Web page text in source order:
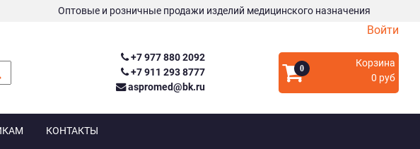
Оптовые и розничные продажи изделий медицинского назначения
Войти
+7 977 880 2092
+7 911 293 8777
aspromed@bk.ru
0
Корзина
0 руб
КОНТАКТЫ